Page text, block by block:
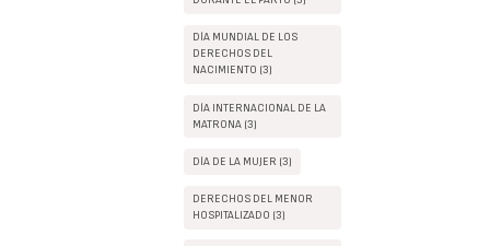
DÍA MUNDIAL DE LOS
DERECHOS DEL
NACIMIENTO (3)
DÍA INTERNACIONAL DE LA
MATRONA (3)
DÍA DE LA MUJER (3)
DERECHOS DEL MENOR
HOSPITALIZADO (3)